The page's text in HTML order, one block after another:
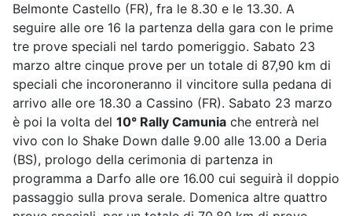
Belmonte Castello (FR), fra le 8.30 e le 13.30. A
seguire alle ore 16 la partenza della gara con le prime
tre prove speciali nel tardo pomeriggio. Sabato 23
marzo altre cinque prove per un totale di 87,90 km di
speciali che incoroneranno il vincitore sulla pedana di
arrivo alle ore 18.30 a Cassino (FR). Sabato 23 marzo
è poi la volta del 10° Rally Camunia che entrerà nel
vivo con lo Shake Down dalle 9.00 alle 13.00 a Deria
(BS), prologo della cerimonia di partenza in
programma a Darfo alle ore 16.00 cui seguirà il doppio
passaggio sulla prova serale. Domenica altre quattro